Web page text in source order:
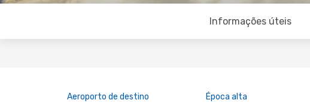
Informações úteis
Aeroporto de destino Época alta